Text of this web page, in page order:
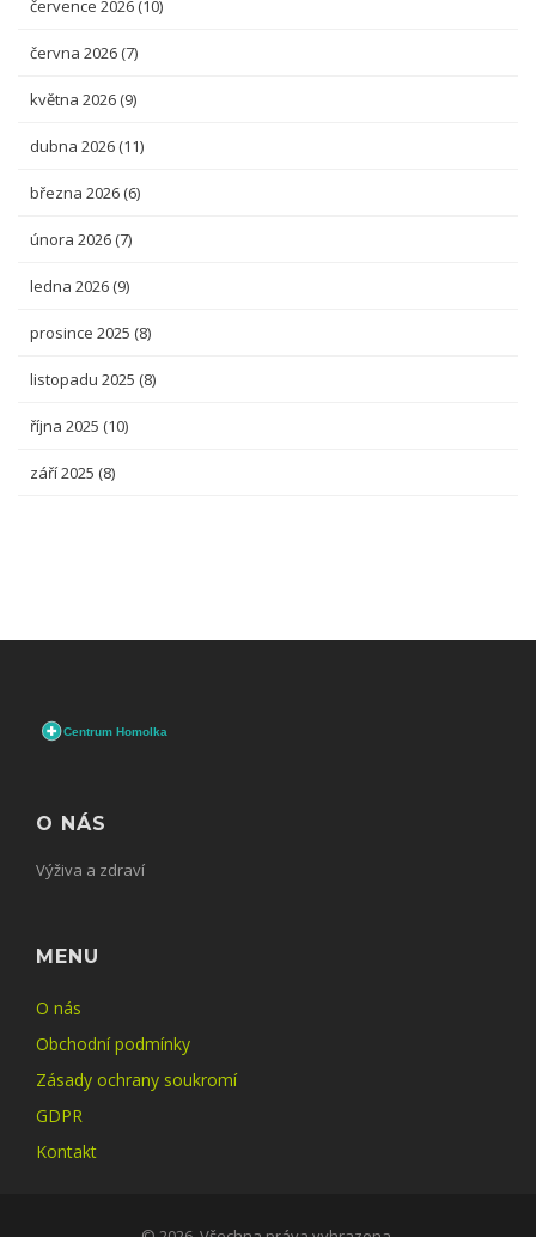
července 2026 (10)
června 2026 (7)
května 2026 (9)
dubna 2026 (11)
března 2026 (6)
února 2026 (7)
ledna 2026 (9)
prosince 2025 (8)
listopadu 2025 (8)
října 2025 (10)
září 2025 (8)
O NÁS
Výživa a zdraví
MENU
O nás
Obchodní podmínky
Zásady ochrany soukromí
GDPR
Kontakt